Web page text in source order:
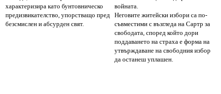
характеризира като бунтовническо
предизвикателство, упорстващо пред
безсмислен и абсурден свят.
войната.
Неговите житейски избори са по-
съвместими с възгледа на Сартр за
свободата, според който дори
поддаването на страха е форма на
утвърждаване на свободния избор
да останеш уплашен.